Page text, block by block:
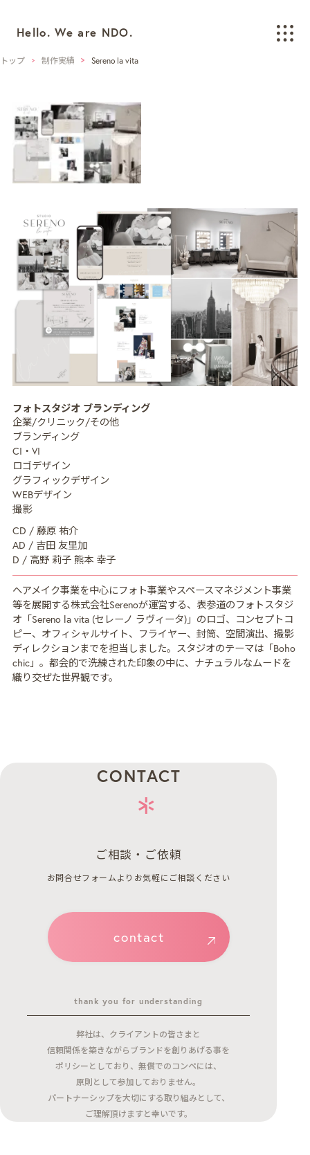
Hello. We are NDO.
WORKS制作実績
BRANDINGブランディング
LOGO/CI/VIロゴ / CI / VIデザイン
GRAPHIC グラフィックデザイン
PACKAGING パッケージデザイン
WEBウェブデザイン
SPACE/INTERIOR空間デザイン
ミッション
COMPANY 企業情報
CREATORS
RECRUIT 採用情報
NEWS
COLUMNNDOのノート
CONTACTお問い合わせ
PRIVACY POLICYプライバシーポリシー
トップ 制作実績 Sereno la vita
フォトスタジオ ブランディング
企業/クリニック/その他
ブランディング
CI・VI
ロゴデザイン
グラフィックデザイン
WEBデザイン
撮影
CD / 藤原 祐介
AD / 吉田 友里加
D / 高野 莉子 熊本 幸子
ヘアメイク事業を中心にフォト事業やスペースマネジメント事業
等を展開する株式会社Serenoが運営する、表参道のフォトスタジ
オ「Sereno la vita (セレーノ ラヴィータ)」のロゴ、コンセプトコ
ピー、オフィシャルサイト、フライヤー、封筒、空間演出、撮影
ディレクションまでを担当しました。スタジオのテーマは「Boho
chic」。都会的で洗練された印象の中に、ナチュラルなムードを
織り交ぜた世界観です。
CONTACT
ご相談・ご依頼
お問合せフォームよりお気軽にご相談ください
contact
thank you for understanding
弊社は、クライアントの皆さまと
信頼関係を築きながらブランドを創りあげる事を
ポリシーとしており、無償でのコンペには、
原則として参加しておりません。
パートナーシップを大切にする取り組みとして、
ご理解頂けますと幸いです。